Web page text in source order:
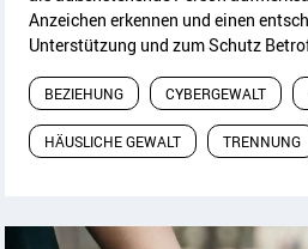
Anzeichen erkennen und einen
Unterstützung und zum Schutz
BEZIEHUNG CYBERGEWALT
HÄUSLICHE GEWALT TRENNUNG